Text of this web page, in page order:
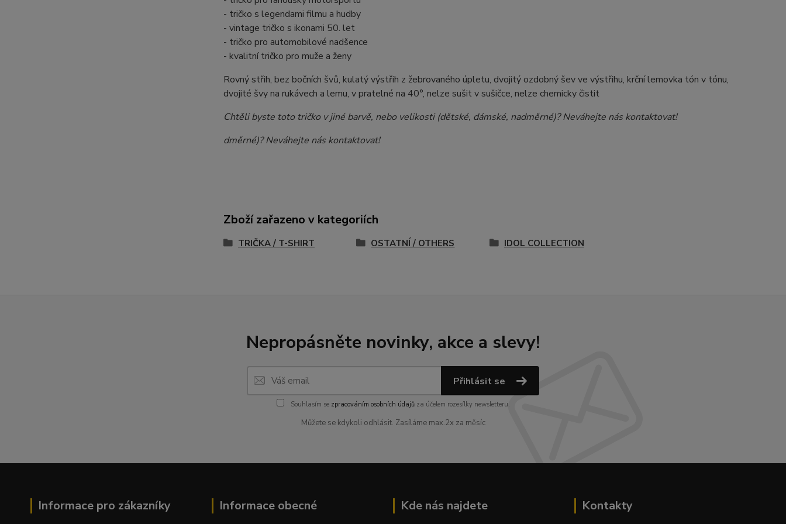
- tričko s legendami filmu a hudby
- vintage tričko s ikonami 50. let
- tričko pro automobilové nadšence
- kvalitní tričko pro muže a ženy
Rovný střih, bez bočních švů, kulatý výstřih z žebrovaného úpletu, dvojitý ozdobný šev ve výstřihu, krční lemovka tón v tónu,
dvojité švy na rukávech a lemu, v pratelné na 40°, nelze sušit v sušičce, nelze chemicky čistit
Chtěli byste toto tričko v jiné barvě, nebo velikosti (dětské, dámské, nadměrné)? Neváhejte nás kontaktovat!
dměrné)? Neváhejte nás kontaktovat!
Zboží zařazeno v kategoriích
TRIČKA / T-SHIRT OSTATNÍ / OTHERS IDOL COLLECTION
Nepropásněte novinky, akce a slevy!
Přihlásit se
Souhlasím se zpracováním osobních údajůza účelem rozesílky newsletteru.
Můžete se kdykoli odhlásit. Zasíláme max.2x za měsíc
Informace pro zákazníky Informace obecné Kde nás najdete Kontakty